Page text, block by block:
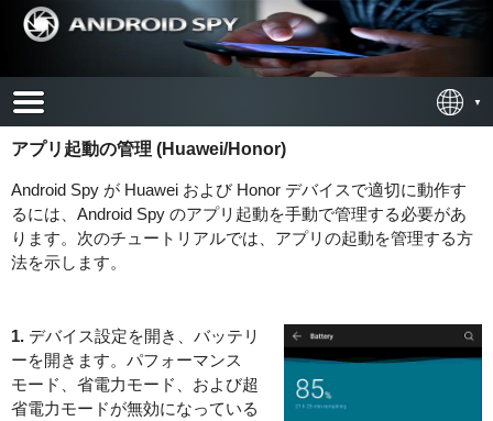
アプリ起動の管理 (Huawei/Honor)
Android Spy が Huawei および Honor デバイスで適切に動作す
るには、Android Spy のアプリ起動を手動で管理する必要があ
ります。次のチュートリアルでは、アプリの起動を管理する方
法を示します。
1. デバイス設定を開き、バッテリ
ーを開きます。パフォーマンス
モード、省電力モード、および超
省電力モードが無効になっている